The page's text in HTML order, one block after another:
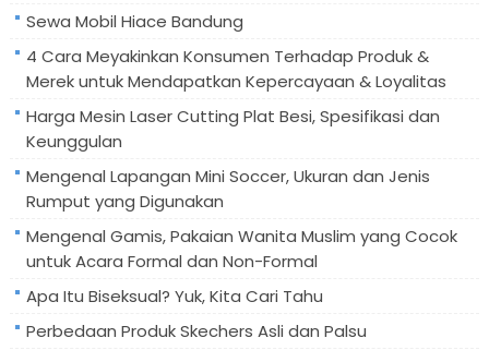
Sewa Mobil Hiace Bandung
4 Cara Meyakinkan Konsumen Terhadap Produk &
Merek untuk Mendapatkan Kepercayaan & Loyalitas
Harga Mesin Laser Cutting Plat Besi, Spesifikasi dan
Keunggulan
Mengenal Lapangan Mini Soccer, Ukuran dan Jenis
Rumput yang Digunakan
Mengenal Gamis, Pakaian Wanita Muslim yang Cocok
untuk Acara Formal dan Non-Formal
Apa Itu Biseksual? Yuk, Kita Cari Tahu
Perbedaan Produk Skechers Asli dan Palsu